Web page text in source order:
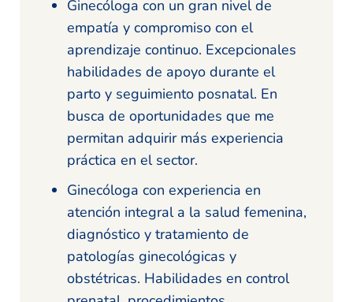
Ginecóloga con un gran nivel de
empatía y compromiso con el
aprendizaje continuo. Excepcionales
habilidades de apoyo durante el
parto y seguimiento posnatal. En
busca de oportunidades que me
permitan adquirir más experiencia
práctica en el sector.
Ginecóloga con experiencia en
atención integral a la salud femenina,
diagnóstico y tratamiento de
patologías ginecológicas y
obstétricas. Habilidades en control